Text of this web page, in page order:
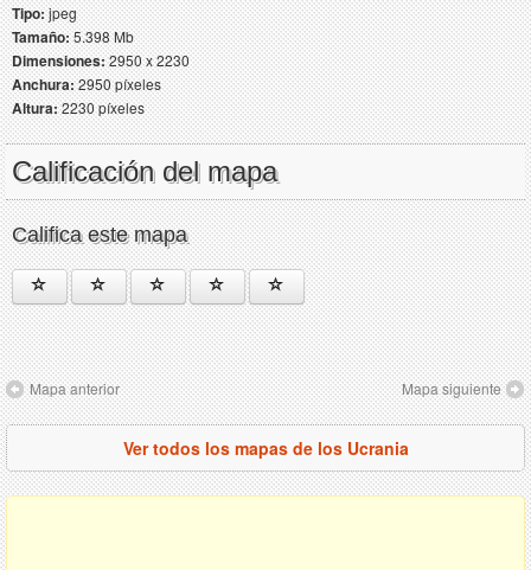
Tipo:jpeg
Tamaño:5.398 Mb
Dimensiones:2950 x 2230
Anchura:2950 píxeles
Altura:2230 píxeles
Calificación del mapa
Califica este mapa
Mapa anterior Mapa siguiente
Ver todos los mapas de los Ucrania